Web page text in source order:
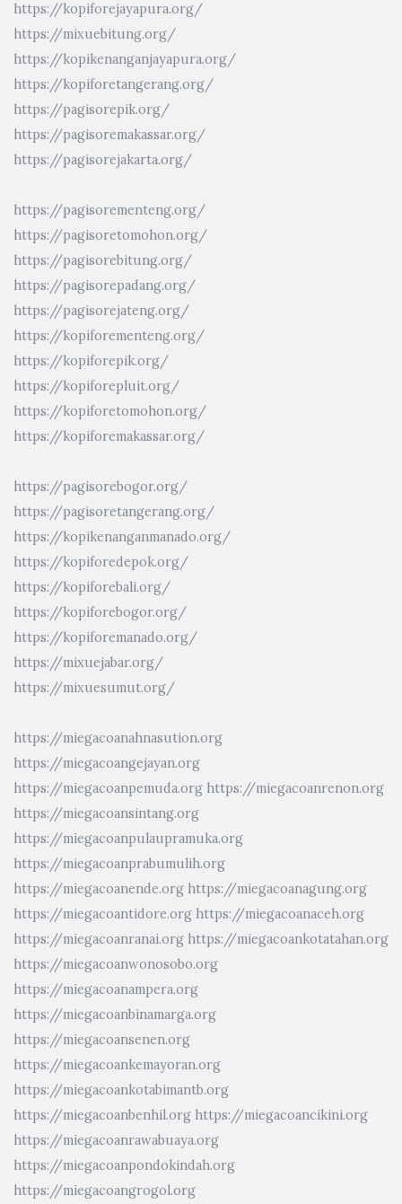
https://kopiforejayapura.org/
https://mixuebitung.org/
https://kopikenanganjayapura.org/
https://kopiforetangerang.org/
https://pagisorepik.org/
https://pagisoremakassar.org/
https://pagisorejakarta.org/
https://pagisorementeng.org/
https://pagisoretomohon.org/
https://pagisorebitung.org/
https://pagisorepadang.org/
https://pagisorejateng.org/
https://kopiforementeng.org/
https://kopiforepik.org/
https://kopiforepluit.org/
https://kopiforetomohon.org/
https://kopiforemakassar.org/
https://pagisorebogor.org/
https://pagisoretangerang.org/
https://kopikenanganmanado.org/
https://kopiforedepok.org/
https://kopiforebali.org/
https://kopiforebogor.org/
https://kopiforemanado.org/
https://mixuejabar.org/
https://mixuesumut.org/
https://miegacoanahnasution.org
https://miegacoangejayan.org
https://miegacoanpemuda.org https://miegacoanrenon.org
https://miegacoansintang.org
https://miegacoanpulaupramuka.org
https://miegacoanprabumulih.org
https://miegacoanende.org https://miegacoanagung.org
https://miegacoantidore.org https://miegacoanaceh.org
https://miegacoanranai.org https://miegacoankotatahan.org
https://miegacoanwonosobo.org
https://miegacoanampera.org
https://miegacoanbinamarga.org
https://miegacoansenen.org
https://miegacoankemayoran.org
https://miegacoankotabimantb.org
https://miegacoanbenhil.org https://miegacoancikini.org
https://miegacoanrawabuaya.org
https://miegacoanpondokindah.org
https://miegacoangrogol.org